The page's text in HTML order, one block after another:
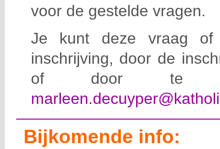
voor de gestelde vragen.
Je kunt deze vraag of
inschrijving, door de
of door te e-
Bijkomende info: